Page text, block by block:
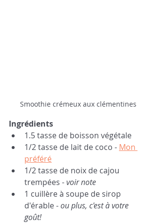
Smoothie crémeux aux clémentines
Ingrédients
1.5 tasse de boisson végétale
1/2 tasse de lait de coco - Mon
préféré
1/2 tasse de noix de cajou
trempées - voir note
1 cuillère à soupe de sirop
d'érable - ou plus, c'est à votre
goût!